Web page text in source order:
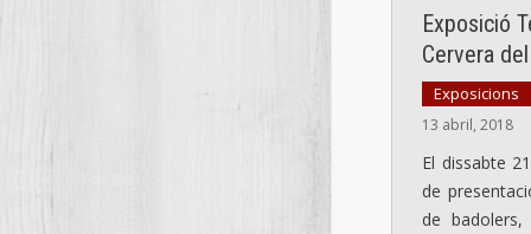
Exposició
Cervera
Exposicions
13 abril, 2018
El dissabte
de
de badolers,